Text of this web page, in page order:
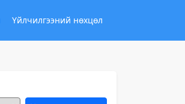
Үйлчилгээний нөхцөл